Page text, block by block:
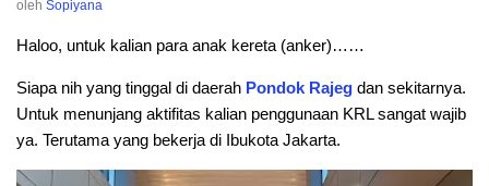
oleh Sopiyana
Haloo, untuk kalian para anak kereta (anker)……
Siapa nih yang tinggal di daerah Pondok Rajeg dan sekitarnya.
Untuk menunjang aktifitas kalian penggunaan KRL sangat wajib
ya. Terutama yang bekerja di Ibukota Jakarta.